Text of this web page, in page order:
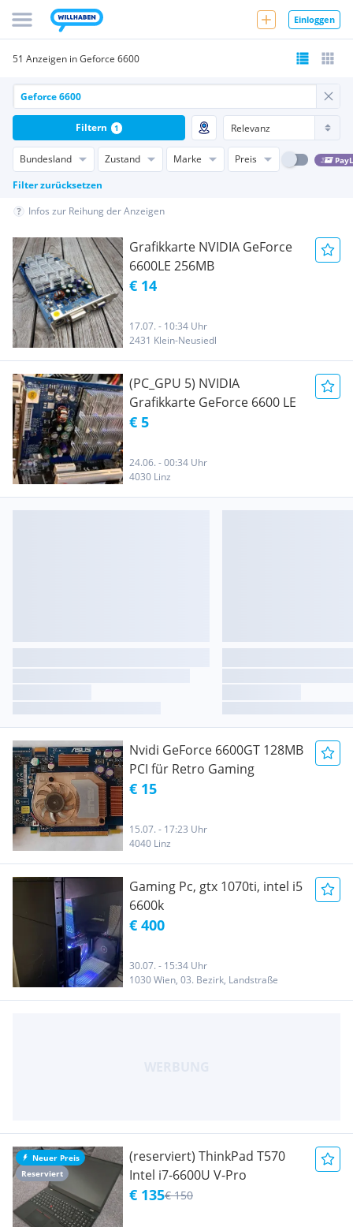
Einloggen
51 Anzeigen in Geforce 6600
Bundesland Zustand Marke Preis
Filter zurücksetzen
Filtern 1
Infos zur Reihung der Anzeigen
Grafikkarte NVIDIA GeForce
6600LE 256MB
€ 14
17.07. - 10:34 Uhr
2431 Klein-Neusiedl
(PC_GPU 5) NVIDIA
Grafikkarte GeForce 6600 LE
€ 5
24.06. - 00:34 Uhr
4030 Linz
Nvidi GeForce 6600GT 128MB
PCI für Retro Gaming
€ 15
15.07. - 17:23 Uhr
4040 Linz
Gaming Pc, gtx 1070ti, intel i5
6600k
€ 400
30.07. - 15:34 Uhr
1030 Wien, 03. Bezirk, Landstraße
Neuer Preis
Reserviert
(reserviert) ThinkPad T570
Intel i7-6600U V-Pro
€ 135€ 150